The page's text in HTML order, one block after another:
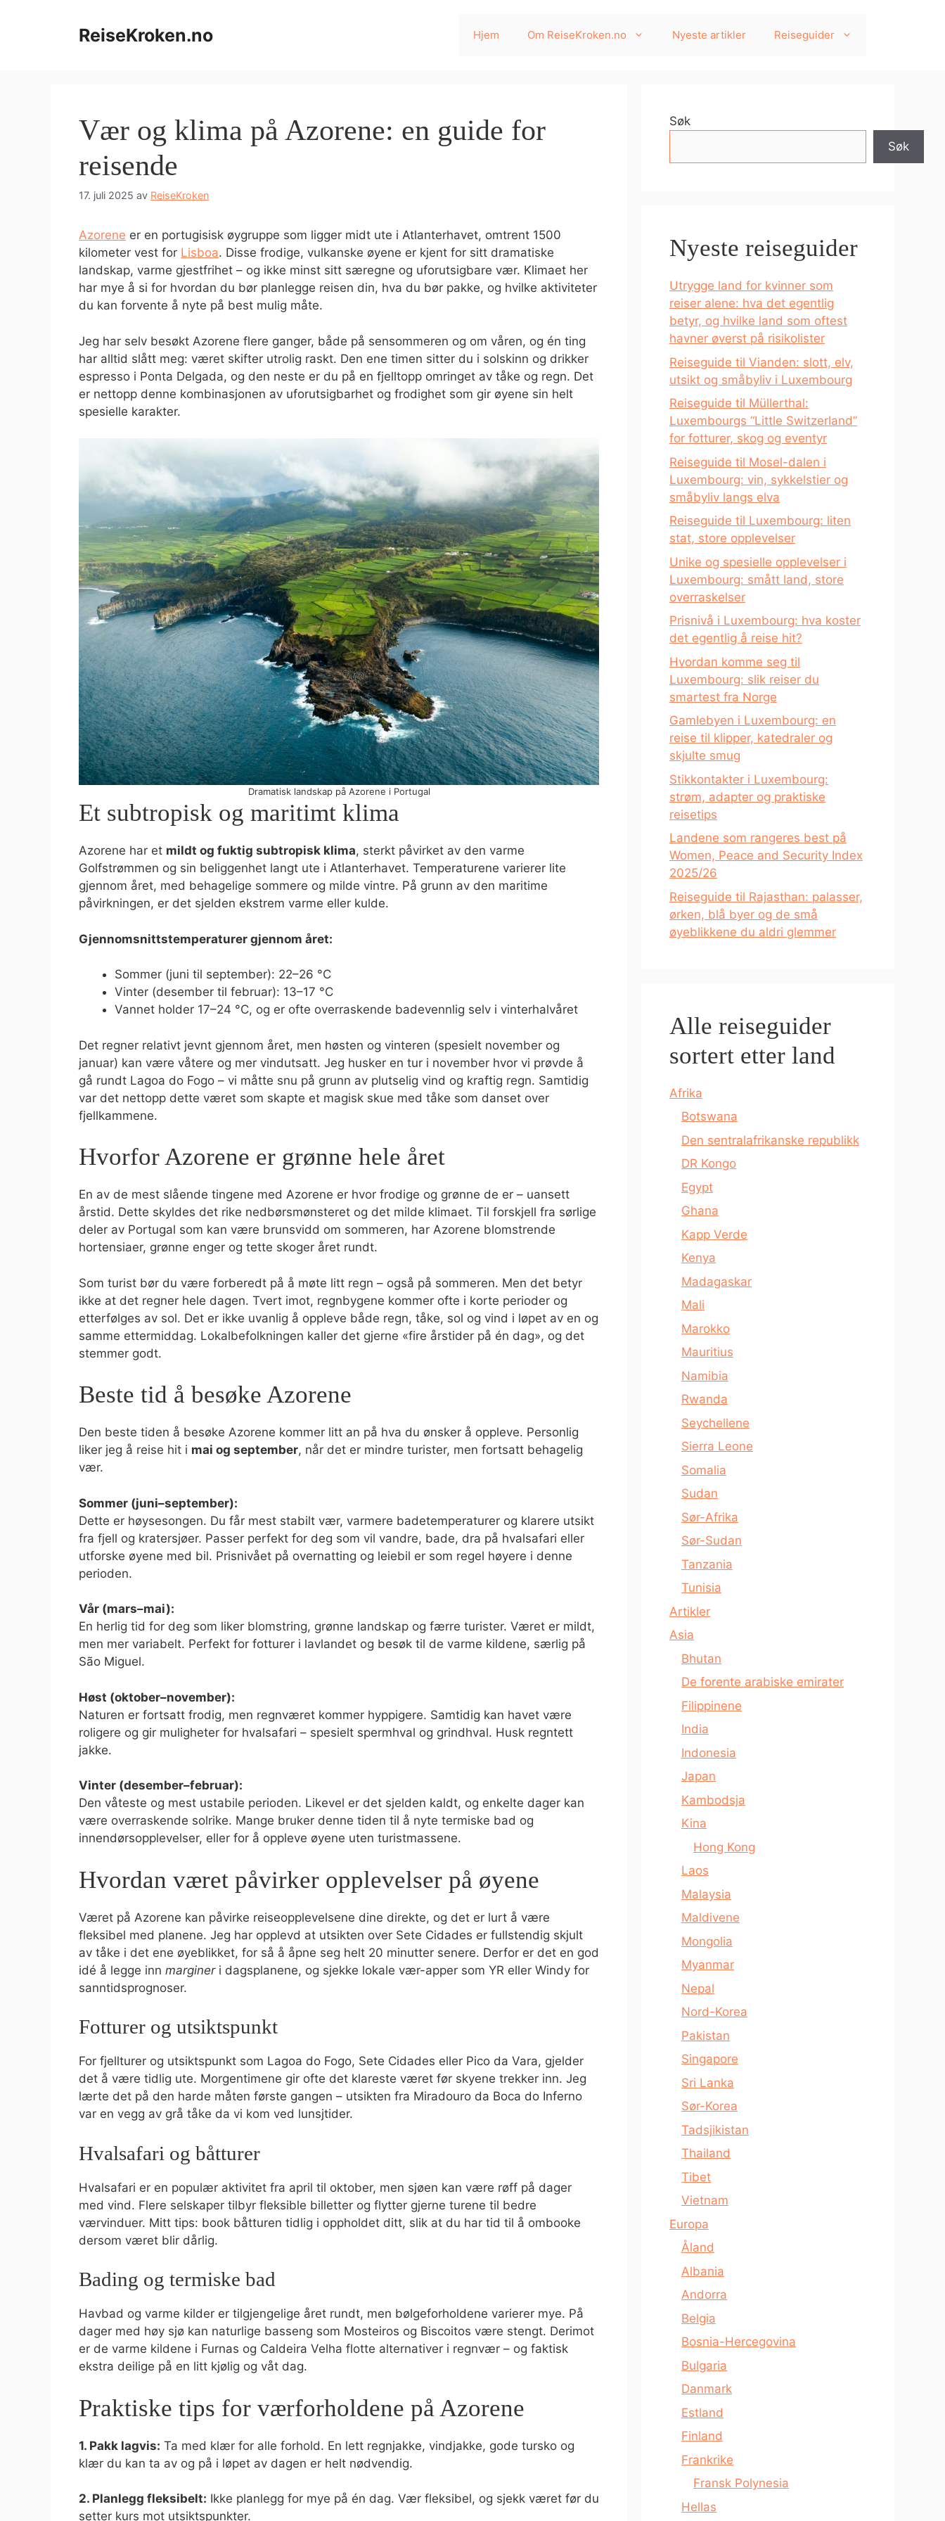
ReiseKroken.no Hjem Om ReiseKroken.no Nyeste artikler Reiseguider
Vær og klima på Azorene: en guide for
reisende
17. juli 2025 av ReiseKroken
Azorene er en portugisisk øygruppe som ligger midt ute i Atlanterhavet, omtrent 1500
kilometer vest for Lisboa. Disse frodige, vulkanske øyene er kjent for sitt dramatiske
landskap, varme gjestfrihet – og ikke minst sitt særegne og uforutsigbare vær. Klimaet her
har mye å si for hvordan du bør planlegge reisen din, hva du bør pakke, og hvilke aktiviteter
du kan forvente å nyte på best mulig måte.
Jeg har selv besøkt Azorene flere ganger, både på sensommeren og om våren, og én ting
har alltid slått meg: været skifter utrolig raskt. Den ene timen sitter du i solskinn og drikker
espresso i Ponta Delgada, og den neste er du på en fjelltopp omringet av tåke og regn. Det
er nettopp denne kombinasjonen av uforutsigbarhet og frodighet som gir øyene sin helt
spesielle karakter.
Dramatisk landskap på Azorene i Portugal
Et subtropisk og maritimt klima
Azorene har et mildt og fuktig subtropisk klima, sterkt påvirket av den varme
Golfstrømmen og sin beliggenhet langt ute i Atlanterhavet. Temperaturene varierer lite
gjennom året, med behagelige sommere og milde vintre. På grunn av den maritime
påvirkningen, er det sjelden ekstrem varme eller kulde.
Gjennomsnittstemperaturer gjennom året:
Sommer (juni til september): 22–26 °C
Vinter (desember til februar): 13–17 °C
Vannet holder 17–24 °C, og er ofte overraskende badevennlig selv i vinterhalvåret
Det regner relativt jevnt gjennom året, men høsten og vinteren (spesielt november og
januar) kan være våtere og mer vindutsatt. Jeg husker en tur i november hvor vi prøvde å
gå rundt Lagoa do Fogo – vi måtte snu på grunn av plutselig vind og kraftig regn. Samtidig
var det nettopp dette været som skapte et magisk skue med tåke som danset over
fjellkammene.
Hvorfor Azorene er grønne hele året
En av de mest slående tingene med Azorene er hvor frodige og grønne de er – uansett
årstid. Dette skyldes det rike nedbørsmønsteret og det milde klimaet. Til forskjell fra sørlige
deler av Portugal som kan være brunsvidd om sommeren, har Azorene blomstrende
hortensiaer, grønne enger og tette skoger året rundt.
Som turist bør du være forberedt på å møte litt regn – også på sommeren. Men det betyr
ikke at det regner hele dagen. Tvert imot, regnbygene kommer ofte i korte perioder og
etterfølges av sol. Det er ikke uvanlig å oppleve både regn, tåke, sol og vind i løpet av en og
samme ettermiddag. Lokalbefolkningen kaller det gjerne «fire årstider på én dag», og det
stemmer godt.
Beste tid å besøke Azorene
Den beste tiden å besøke Azorene kommer litt an på hva du ønsker å oppleve. Personlig
liker jeg å reise hit i mai og september, når det er mindre turister, men fortsatt behagelig
vær.
Sommer (juni–september):
Dette er høysesongen. Du får mest stabilt vær, varmere badetemperaturer og klarere utsikt
fra fjell og kratersjøer. Passer perfekt for deg som vil vandre, bade, dra på hvalsafari eller
utforske øyene med bil. Prisnivået på overnatting og leiebil er som regel høyere i denne
perioden.
Vår (mars–mai):
En herlig tid for deg som liker blomstring, grønne landskap og færre turister. Været er mildt,
men mer variabelt. Perfekt for fotturer i lavlandet og besøk til de varme kildene, særlig på
São Miguel.
Høst (oktober–november):
Naturen er fortsatt frodig, men regnværet kommer hyppigere. Samtidig kan havet være
roligere og gir muligheter for hvalsafari – spesielt spermhval og grindhval. Husk regntett
jakke.
Vinter (desember–februar):
Den våteste og mest ustabile perioden. Likevel er det sjelden kaldt, og enkelte dager kan
være overraskende solrike. Mange bruker denne tiden til å nyte termiske bad og
innendørsopplevelser, eller for å oppleve øyene uten turistmassene.
Hvordan været påvirker opplevelser på øyene
Været på Azorene kan påvirke reiseopplevelsene dine direkte, og det er lurt å være
fleksibel med planene. Jeg har opplevd at utsikten over Sete Cidades er fullstendig skjult
av tåke i det ene øyeblikket, for så å åpne seg helt 20 minutter senere. Derfor er det en god
idé å legge inn margineri dagsplanene, og sjekke lokale vær-apper som YR eller Windy for
sanntidsprognoser.
Fotturer og utsiktspunkt
For fjellturer og utsiktspunkt som Lagoa do Fogo, Sete Cidades eller Pico da Vara, gjelder
det å være tidlig ute. Morgentimene gir ofte det klareste været før skyene trekker inn. Jeg
lærte det på den harde måten første gangen – utsikten fra Miradouro da Boca do Inferno
var en vegg av grå tåke da vi kom ved lunsjtider.
Hvalsafari og båtturer
Hvalsafari er en populær aktivitet fra april til oktober, men sjøen kan være røff på dager
med vind. Flere selskaper tilbyr fleksible billetter og flytter gjerne turene til bedre
værvinduer. Mitt tips: book båtturen tidlig i oppholdet ditt, slik at du har tid til å ombooke
dersom været blir dårlig.
Bading og termiske bad
Havbad og varme kilder er tilgjengelige året rundt, men bølgeforholdene varierer mye. På
dager med høy sjø kan naturlige basseng som Mosteiros og Biscoitos være stengt. Derimot
er de varme kildene i Furnas og Caldeira Velha flotte alternativer i regnvær – og faktisk
ekstra deilige på en litt kjølig og våt dag.
Praktiske tips for værforholdene på Azorene
1. Pakk lagvis: Ta med klær for alle forhold. En lett regnjakke, vindjakke, gode tursko og
klær du kan ta av og på i løpet av dagen er helt nødvendig.
2. Planlegg fleksibelt: Ikke planlegg for mye på én dag. Vær fleksibel, og sjekk været før du
setter kurs mot utsiktspunkter.
Søk
Søk
Nyeste reiseguider
Utrygge land for kvinner som
reiser alene: hva det egentlig
betyr, og hvilke land som oftest
havner øverst på risikolister
Reiseguide til Vianden: slott, elv,
utsikt og småbyliv i Luxembourg
Reiseguide til Müllerthal:
Luxembourgs “Little Switzerland”
for fotturer, skog og eventyr
Reiseguide til Mosel-dalen i
Luxembourg: vin, sykkelstier og
småbyliv langs elva
Reiseguide til Luxembourg: liten
stat, store opplevelser
Unike og spesielle opplevelser i
Luxembourg: smått land, store
overraskelser
Prisnivå i Luxembourg: hva koster
det egentlig å reise hit?
Hvordan komme seg til
Luxembourg: slik reiser du
smartest fra Norge
Gamlebyen i Luxembourg: en
reise til klipper, katedraler og
skjulte smug
Stikkontakter i Luxembourg:
strøm, adapter og praktiske
reisetips
Landene som rangeres best på
Women, Peace and Security Index
2025/26
Reiseguide til Rajasthan: palasser,
ørken, blå byer og de små
øyeblikkene du aldri glemmer
Alle reiseguider
sortert etter land
Afrika
Botswana
Den sentralafrikanske republikk
DR Kongo
Egypt
Ghana
Kapp Verde
Kenya
Madagaskar
Mali
Marokko
Mauritius
Namibia
Rwanda
Seychellene
Sierra Leone
Somalia
Sudan
Sør-Afrika
Sør-Sudan
Tanzania
Tunisia
Artikler
Asia
Bhutan
De forente arabiske emirater
Filippinene
India
Indonesia
Japan
Kambodsja
Kina
Hong Kong
Laos
Malaysia
Maldivene
Mongolia
Myanmar
Nepal
Nord-Korea
Pakistan
Singapore
Sri Lanka
Sør-Korea
Tadsjikistan
Thailand
Tibet
Vietnam
Europa
Åland
Albania
Andorra
Belgia
Bosnia-Hercegovina
Bulgaria
Danmark
Estland
Finland
Frankrike
Fransk Polynesia
Hellas